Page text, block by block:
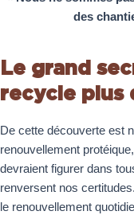
des
Le grand
recycle plus
De cette découverte est
renouvellement
devraient figurer dans
renversent nos
le renouvellement